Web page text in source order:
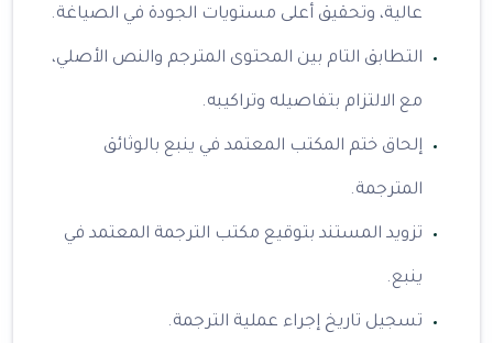
عالية، وتحقيق أعلى مستويات الجودة في الصياغة.
التطابق التام بين المحتوى المترجم والنص الأصلي،
مع الالتزام بتفاصيله وتراكيبه.
إلحاق ختم المكتب المعتمد في ينبع بالوثائق
المترجمة.
تزويد المستند بتوقيع مكتب الترجمة المعتمد في
ينبع.
تسجيل تاريخ إجراء عملية الترجمة.